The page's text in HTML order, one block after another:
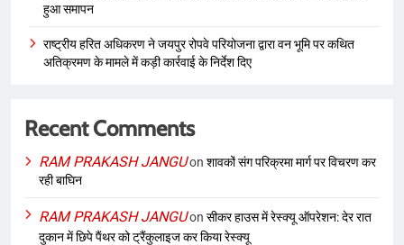
हुआ समापन
राष्ट्रीय हरित अधिकरण ने जयपुर रोपवे परियोजना द्वारा वन भूमि पर कथित
अतिक्रमण के मामले में कड़ी कार्रवाई के निर्देश दिए
Recent Comments
RAM PRAKASH JANGUon शावकों संग परिक्रमा मार्ग पर विचरण कर
रही बाघिन
RAM PRAKASH JANGUon सीकर हाउस में रेस्क्यू ऑपरेशन: देर रात
दुकान में छिपे पैंथर को ट्रैंकुलाइज कर किया रेस्क्यू